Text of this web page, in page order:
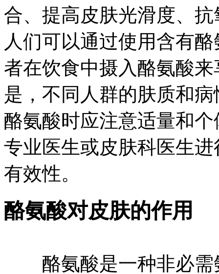
合、提高皮肤光滑度、
人们可以通过使用含有
者在饮食中摄入酪氨酸
是，不同人群的肤质和
酪氨酸时应注意适量和
专业医生或皮肤科医生
有效性。
酪氨酸对皮肤的作用
酪氨酸是一种非必需